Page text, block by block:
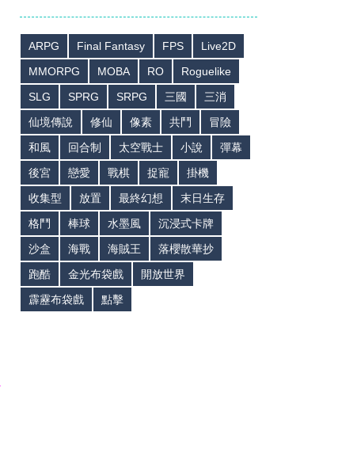
ARPG Final Fantasy FPS
Live2D
MMORPG
MOBA RO
Roguelike
SLG
SPRG SRPG 三國
三消
仙境傳說
修仙 像素 共鬥
冒險
和風
回合制 太空戰士 小說
彈幕
後宮
戀愛 戰棋 捉寵
掛機
收集型
放置 最終幻想
末日生存
格鬥
棒球 水墨風
沉浸式卡牌
沙盒
海戰 海賊王
落櫻散華抄
跑酷
金光布袋戲
開放世界
霹靂布袋戲
點擊